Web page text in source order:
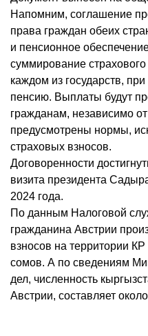
Напомним, соглашение
права граждан обеих
и пенсионное
суммирование
каждом из государств,
пенсию. Выплаты будут
гражданам, независимо
предусмотрены нормы,
страховых взносов.
Договоренности
визита президента
2024 года.
По данным Налоговой
гражданина Австрии
взносов на территории
сомов. А по сведениям
дел, численность
Австрии, составляет